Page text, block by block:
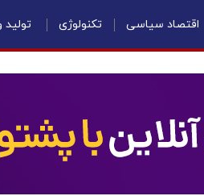
اقتصاد سیاسی تکنولوژی